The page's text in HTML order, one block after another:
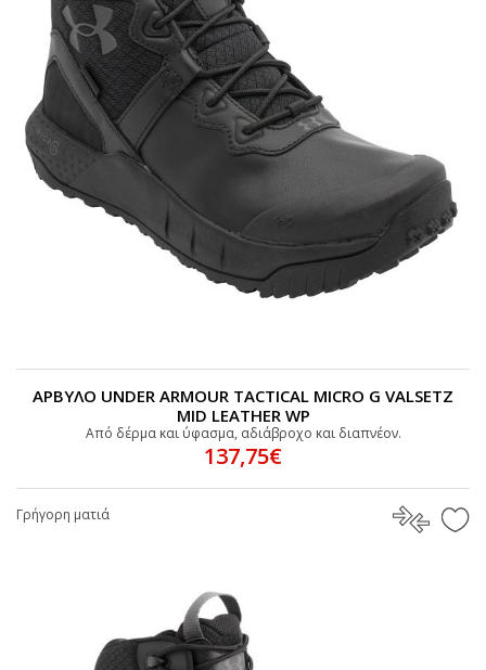
ΑΡΒΥΛΟ UNDER ARMOUR TACTICAL MICRO G VALSETZ
MID LEATHER WP
Από δέρμα και ύφασμα, αδιάβροχο και διαπνέον.
137,75€
Γρήγορη ματιά